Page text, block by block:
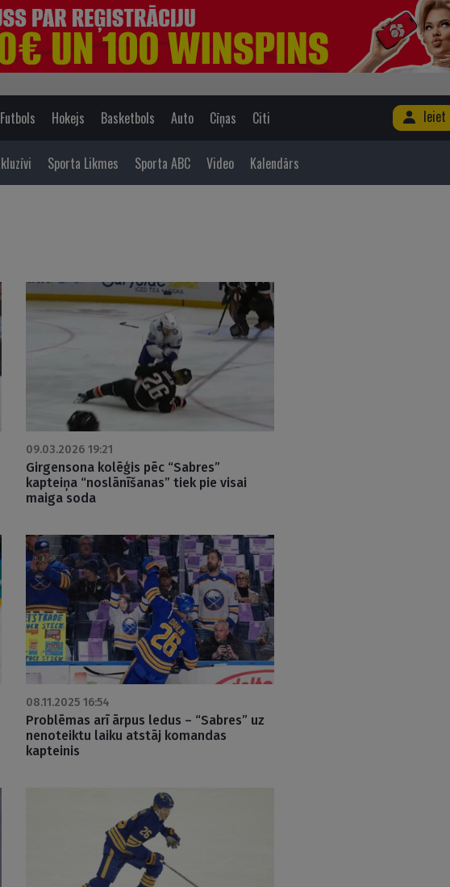
Futbols Hokejs Basketbols Auto Cīņas Citi Ieiet
Sporta Likmes Sporta ABC Video Kalendārs
09.03.2026 19:21
Girgensona kolēģis pēc “Sabres”
kapteiņa “noslānīšanas” tiek pie visai
maiga soda
08.11.2025 16:54
Problēmas arī ārpus ledus – “Sabres” uz
nenoteiktu laiku atstāj komandas
kapteinis